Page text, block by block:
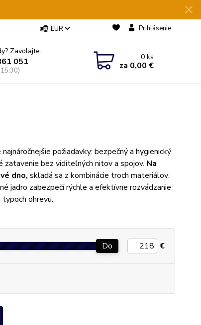
EUR Prihlásenie
Zavolajte.
051 0ks
za 0,00 €
požiadavky: bezpečný a hygienický
zatavenie bez viditeľných nitov a spojov. Na
dno, skladá sa z kombinácie troch materiálov:
jadro zabezpečí rýchle a efektívne rozvádzanie
ohrevu.
Do €